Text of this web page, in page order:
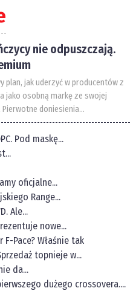
nie odpuszczają.
plan, jak uderzyć w producentów z
jako osobną markę ze swojej
doniesienia...
Pod maskę...
oficjalne...
Range...
Ale...
nowe...
Pace? Właśnie tak
topnieje w...
da...
dużego crossovera....